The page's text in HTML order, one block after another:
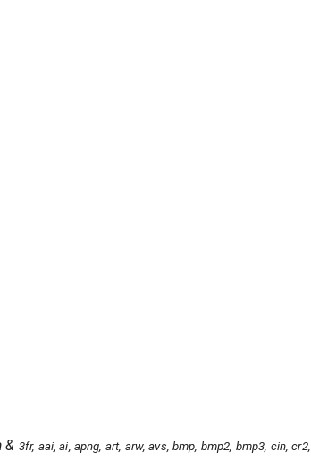
& 3fr, aai, ai, apng, art, arw, avs, bmp, bmp2, bmp3, cin, cr2,